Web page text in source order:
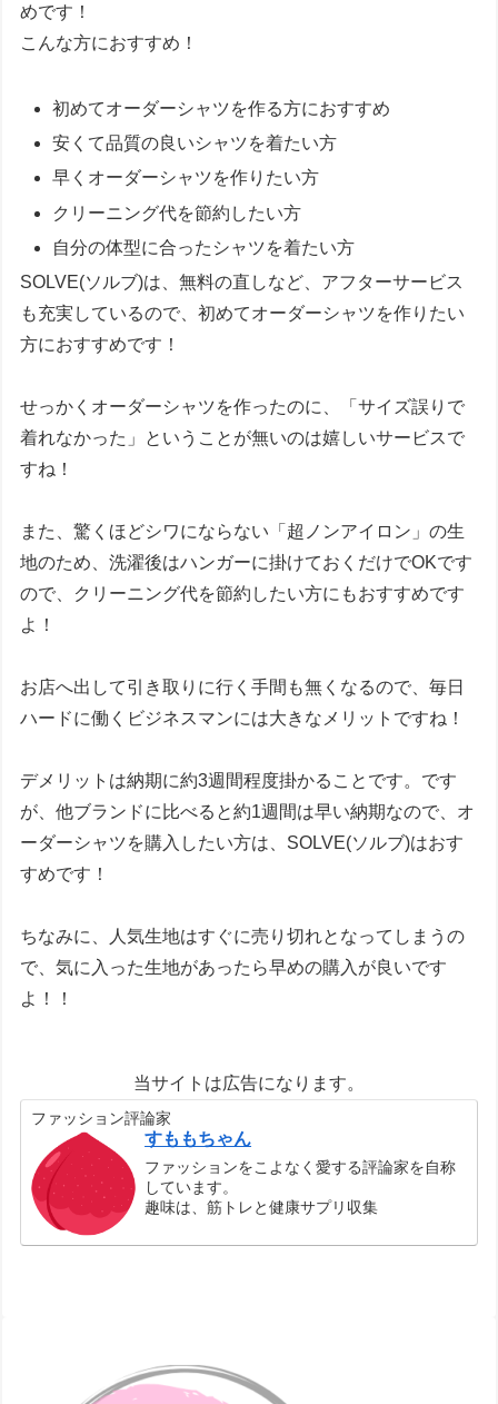
めです！
こんな方におすすめ！
初めてオーダーシャツを作る方におすすめ
安くて品質の良いシャツを着たい方
早くオーダーシャツを作りたい方
クリーニング代を節約したい方
自分の体型に合ったシャツを着たい方
SOLVE(ソルブ)は、無料の直しなど、アフターサービス
も充実しているので、初めてオーダーシャツを作りたい
方におすすめです！
せっかくオーダーシャツを作ったのに、「サイズ誤りで
着れなかった 」ということが無いのは嬉しいサービスで
すね！
また、驚くほどシワにならない「超ノンアイロン」の生
地のため、洗濯後はハンガーに掛けておくだけでOKです
ので、クリーニング代を節約したい方にもおすすめです
よ！
お店へ出して引き取りに行く手間も無くなるので、毎日
ハードに働くビジネスマンには大きなメリットですね！
デメリットは納期に約3週間程度掛かることです。です
が、他ブランドに比べると約1週間は早い納期なので、オ
ーダーシャツを購入したい方は、SOLVE(ソルブ)はおす
すめです！
ちなみに、
人気生地はすぐに売り切れとなってしまうの
で、気に入った生地があったら早めの購入が良いです
よ！！
当サイトは広告になります。
ファッション評論家
すももちゃん
ファッションをこよなく愛する評論家を自称
しています。
趣味は、筋トレと健康サプリ収集